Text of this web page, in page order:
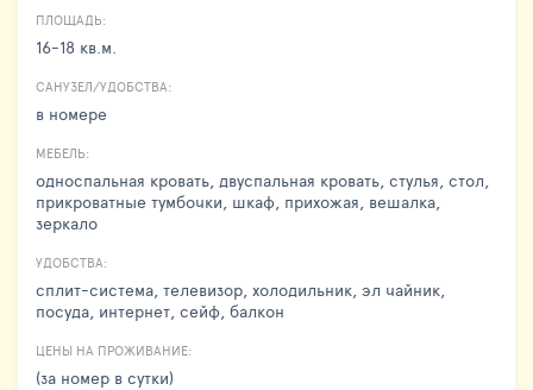
ПЛОЩАДЬ:
16-18 кв.м.
САНУЗЕЛ/УДОБСТВА:
в номере
МЕБЕЛЬ:
односпальная кровать, двуспальная кровать, стулья, стол,
прикроватные тумбочки, шкаф, прихожая, вешалка,
зеркало
УДОБСТВА:
сплит-система, телевизор, холодильник, эл чайник,
посуда, интернет, сейф, балкон
ЦЕНЫ НА ПРОЖИВАНИЕ:
(за номер в сутки)